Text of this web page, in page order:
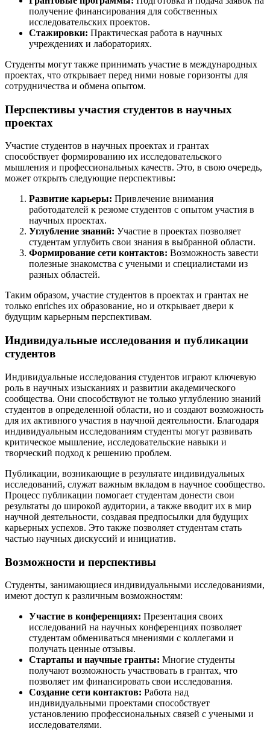
получение финансирования для собственных
исследовательских проектов.
Стажировки: Практическая работа в научных
учреждениях и лабораториях.
Студенты могут также принимать участие в международных
проектах, что открывает перед ними новые горизонты для
сотрудничества и обмена опытом.
Перспективы участия студентов в научных
проектах
Участие студентов в научных проектах и грантах
способствует формированию их исследовательского
мышления и профессиональных качеств. Это, в свою очередь,
может открыть следующие перспективы:
Развитие карьеры: Привлечение внимания
работодателей к резюме студентов с опытом участия в
научных проектах.
Углубление знаний: Участие в проектах позволяет
студентам углубить свои знания в выбранной области.
Формирование сети контактов: Возможность завести
полезные знакомства с учеными и специалистами из
разных областей.
Таким образом, участие студентов в проектах и грантах не
только enriches их образование, но и открывает двери к
будущим карьерным перспективам.
Индивидуальные исследования и публикации
студентов
Индивидуальные исследования студентов играют ключевую
роль в научных изысканиях и развитии академического
сообщества. Они способствуют не только углублению знаний
студентов в определенной области, но и создают возможность
для их активного участия в научной деятельности. Благодаря
индивидуальным исследованиям студенты могут развивать
критическое мышление, исследовательские навыки и
творческий подход к решению проблем.
Публикации, возникающие в результате индивидуальных
исследований, служат важным вкладом в научное сообщество.
Процесс публикации помогает студентам донести свои
результаты до широкой аудитории, а также вводит их в мир
научной деятельности, создавая предпосылки для будущих
карьерных успехов. Это также позволяет студентам стать
частью научных дискуссий и инициатив.
Возможности и перспективы
Студенты, занимающиеся индивидуальными исследованиями,
имеют доступ к различным возможностям:
Участие в конференциях: Презентация своих
исследований на научных конференциях позволяет
студентам обмениваться мнениями с коллегами и
получать ценные отзывы.
Стартапы и научные гранты: Многие студенты
получают возможность участвовать в грантах, что
позволяет им финансировать свои исследования.
Создание сети контактов: Работа над
индивидуальными проектами способствует
установлению профессиональных связей с учеными и
исследователями.